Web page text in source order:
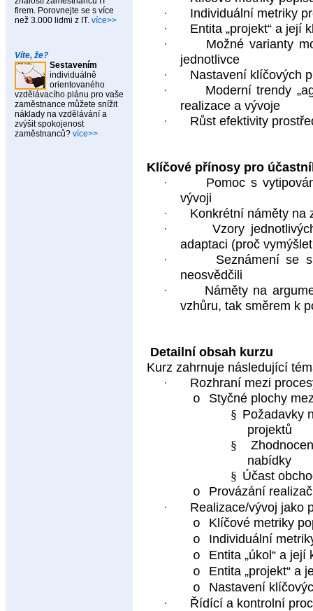
firem. Porovnejte se s více
než 3.000 lidmi z IT. více>>
Víte, že?
Sestavením
individuálně
orientovaného
vzdělávacího plánu pro vaše
zaměstnance můžete snížit
náklady na vzdělávání a
zvýšit spokojenost
zaměstnanců? více>>
·
Individuální metriky
·
Entita „projekt“ a její
·
Možné varianty
jednotlivce
·
Nastavení klíčových
·
Moderní trendy
realizace a vývoje
·
Růst efektivity
Klíčové přínosy pro
·
Pomoc s
vývoji
·
Konkrétní náměty na
·
Vzory
adaptaci (proč
·
Seznámení se
neosvědčili
·
Náměty na
vzhůru, tak směrem k
Detailní obsah kurzu
Kurz zahrnuje následující
·
Rozhraní mezi
o
Styčné plochy
§ Požadavky
projektů
§
nabídky
§ Účast
o
Provázání
·
Realizace/vývoj jako
o
Klíčové metriky
o
Individuální
o
Entita „úkol“ a
o
Entita „projekt“ a
o
Nastavení
·
Řídící a kontrolní